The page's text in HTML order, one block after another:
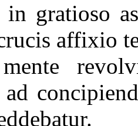
in gratioso
affixio
ad